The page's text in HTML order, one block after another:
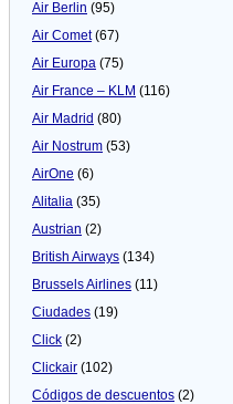
Air Berlin (95)
Air Comet(67)
Air Europa (75)
Air France – KLM (116)
Air Madrid (80)
Air Nostrum (53)
AirOne (6)
Alitalia (35)
Austrian (2)
British Airways (134)
Brussels Airlines (11)
Ciudades (19)
Click (2)
Clickair (102)
Códigos de descuentos (2)